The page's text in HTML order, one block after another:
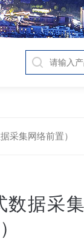
采集网络前置）
数据采